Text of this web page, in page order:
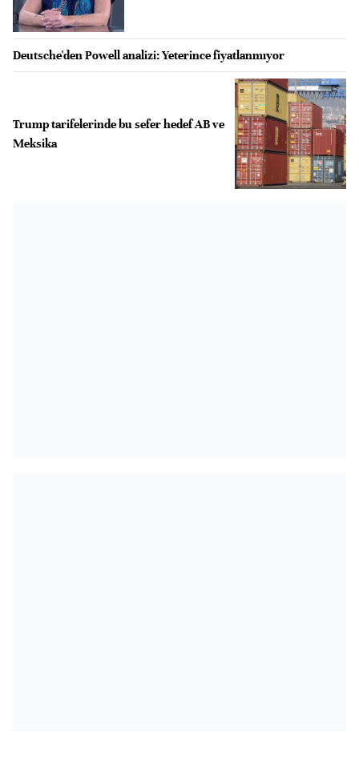
Deutsche'den Powell analizi: Yeterince fiyatlanmıyor
Trump tarifelerinde bu sefer hedef AB ve
Meksika